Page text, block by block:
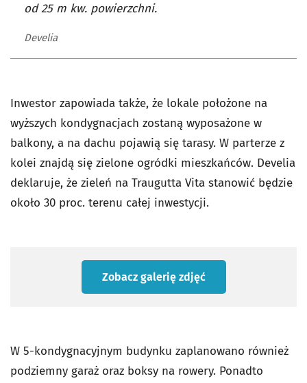
od 25 m kw. powierzchni.
Develia
Inwestor zapowiada także, że lokale położone na
wyższych kondygnacjach zostaną wyposażone w
balkony, a na dachu pojawią się tarasy. W parterze z
kolei znajdą się zielone ogródki mieszkańców. Develia
deklaruje, że zieleń na Traugutta Vita stanowić będzie
około 30 proc. terenu całej inwestycji.
Zobacz galerię zdjęć
W 5-kondygnacyjnym budynku zaplanowano również
podziemny garaż oraz boksy na rowery. Ponadto